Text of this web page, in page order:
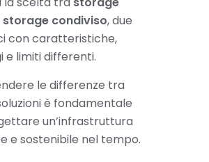
storage condiviso, due
con caratteristiche,
e limiti differenti.
le differenze tra
è fondamentale
un’infrastruttura
e sostenibile nel tempo.